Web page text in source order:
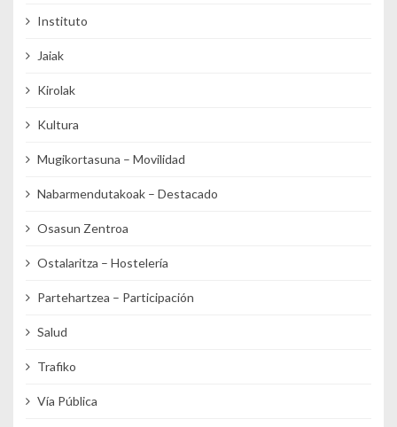
Instituto
Jaiak
Kirolak
Kultura
Mugikortasuna – Movilidad
Nabarmendutakoak – Destacado
Osasun Zentroa
Ostalaritza – Hostelería
Partehartzea – Participación
Salud
Trafiko
Vía Pública